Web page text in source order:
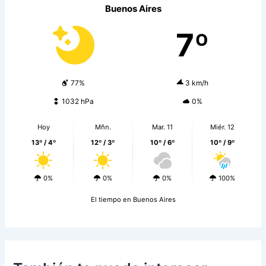
Buenos Aires
7º
77% 3 km/h
1032 hPa 0%
Hoy
13º / 4º
0%
Mñn.
12º / 3º
0%
Mar. 11
10º / 6º
0%
Miér. 12
10º / 9º
100%
El tiempo en Buenos Aires